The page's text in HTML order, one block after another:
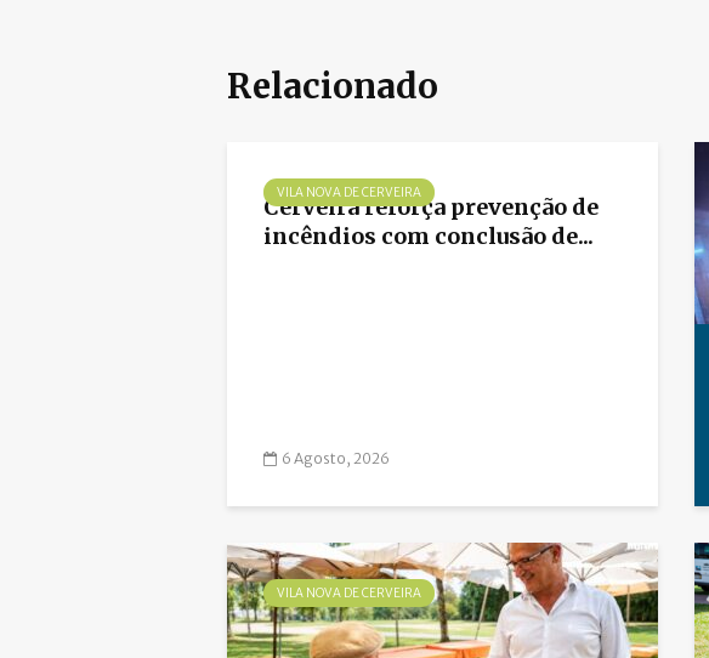
Relacionado
VILA NOVA DE CERVEIRA
Cerveira reforça prevenção de
incêndios com conclusão de...
6 Agosto, 2026
VILA NOVA DE CERVEIRA